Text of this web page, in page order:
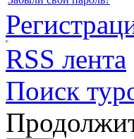
RSS лента
Поиск